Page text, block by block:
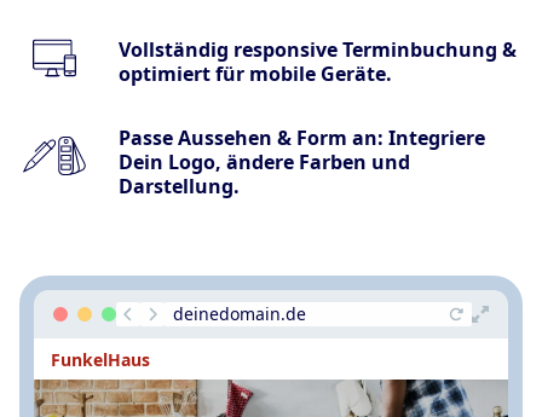
Vollständig responsive Terminbuchung &
optimiert für mobile Geräte.
Passe Aussehen & Form an: Integriere
Dein Logo, ändere Farben und
Darstellung.
deinedomain.de
FunkelHaus